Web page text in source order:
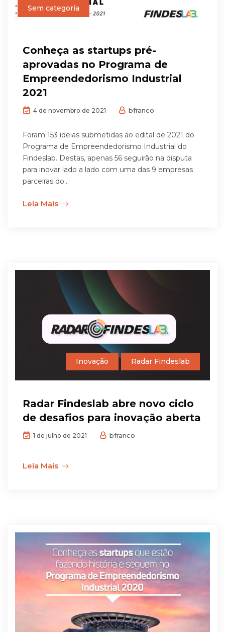
Sem categoria
Conheça as startups pré-
aprovadas no Programa de
Empreendedorismo Industrial
2021
4 de novembro de 2021 bfranco
Foram 153 ideias submetidas ao edital de 2021 do
Programa de Empreendedorismo Industrial do
Findeslab. Destas, apenas 56 seguirão na disputa
para inovar lado a lado com uma das 9 empresas
parceiras do...
Leia Mais
Inovação Radar Findeslab
Radar Findeslab abre novo ciclo
de desafios para inovação aberta
1 de julho de 2021 bfranco
Leia Mais